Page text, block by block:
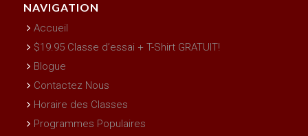
NAVIGATION
Accueil
$19.95 Classe d’essai + T-Shirt GRATUIT!
Blogue
Contactez Nous
Horaire des Classes
Programmes Populaires